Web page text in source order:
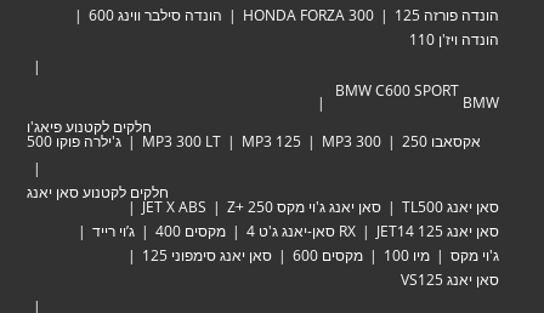
HONDA FORZA 300
הונדה סילבר ווינג 600
BMW C600
חלקים לקטנוע פיאג'ו
MP3 300
MP3 125
MP3 300 LT ג'ילרה פוקו 500
חלקים לקטנוע סאן יאנג
סאן יאנג ג'וי מקס Zּ+ 250
JET X ABS
RX סאן-יאנג ג'ט 4 מקסים 400
ג’וי רייד
מקסים 600
סאן יאנג סימפוני 125